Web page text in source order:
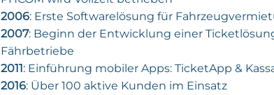
2006: Erste Softwarelösung für
2007: Beginn der Entwicklung einer
Fährbetriebe
2011: Einführung mobiler Apps: TicketApp &
2016: Über 100 aktive Kunden im Einsatz